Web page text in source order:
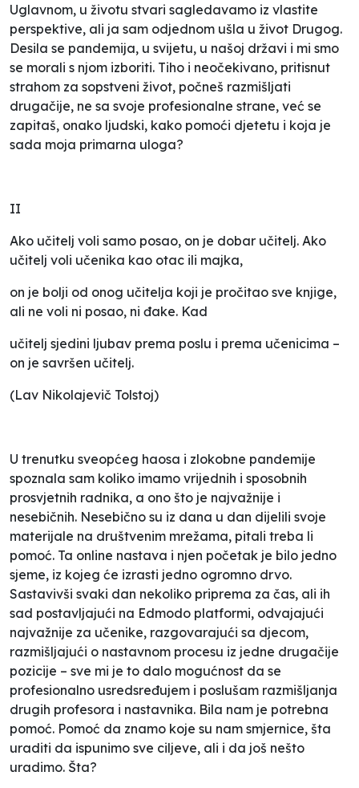
Uglavnom, u životu stvari sagledavamo iz vlastite
perspektive, ali ja sam odjednom ušla u život Drugog.
Desila se pandemija, u svijetu, u našoj državi i mi smo
se morali s njom izboriti. Tiho i neočekivano, pritisnut
strahom za sopstveni život, počneš razmišljati
drugačije, ne sa svoje profesionalne strane, već se
zapitaš, onako ljudski, kako pomoći djetetu i koja je
sada moja primarna uloga?
II
Ako učitelj voli samo posao, on je dobar učitelj. Ako
učitelj voli učenika kao otac ili majka,
on je bolji od onog učitelja koji je pročitao sve knjige,
ali ne voli ni posao, ni đake. Kad
učitelj sjedini ljubav prema poslu i prema učenicima –
on je savršen učitelj.
(Lav Nikolajevič Tolstoj)
U trenutku sveopćeg haosa i zlokobne pandemije
spoznala sam koliko imamo vrijednih i sposobnih
prosvjetnih radnika, a ono što je najvažnije i
nesebičnih. Nesebično su iz dana u dan dijelili svoje
materijale na društvenim mrežama, pitali treba li
pomoć. Ta online nastava i njen početak je bilo jedno
sjeme, iz kojeg će izrasti jedno ogromno drvo.
Sastavivši svaki dan nekoliko priprema za čas, ali ih
sad postavljajući na Edmodo platformi, odvajajući
najvažnije za učenike, razgovarajući sa djecom,
razmišljajući o nastavnom procesu iz jedne drugačije
pozicije – sve mi je to dalo mogućnost da se
profesionalno usredsređujem i poslušam razmišljanja
drugih profesora i nastavnika. Bila nam je potrebna
pomoć. Pomoć da znamo koje su nam smjernice, šta
uraditi da ispunimo sve ciljeve, ali i da još nešto
uradimo. Šta?